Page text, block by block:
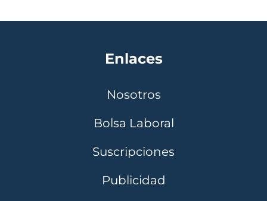
Enlaces
Nosotros
Bolsa Laboral
Suscripciones
Publicidad